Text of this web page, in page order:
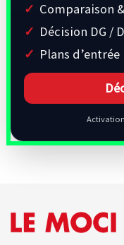
Comparaison
Décision DG /
Plans